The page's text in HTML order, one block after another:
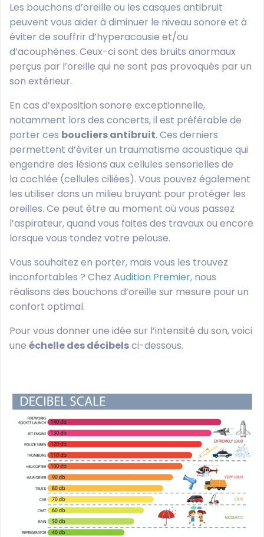
Les bouchons d’oreille ou les casques antibruit
peuvent vous aider à diminuer le niveau sonore et à
éviter de souffrir d’hyperacousie et/ou
d’acouphènes. Ceux-ci sont des bruits anormaux
perçus par l’oreille qui ne sont pas provoqués par un
son extérieur.
En cas d’exposition sonore exceptionnelle,
notamment lors des concerts, il est préférable de
porter ces boucliers antibruit. Ces derniers
permettent d’éviter un traumatisme acoustique qui
engendre des lésions aux cellules sensorielles de
la cochlée (cellules ciliées). Vous pouvez également
les utiliser dans un milieu bruyant pour protéger les
oreilles. Ce peut être au moment où vous passez
l’aspirateur, quand vous faites des travaux ou encore
lorsque vous tondez votre pelouse.
Vous souhaitez en porter, mais vous les trouvez
inconfortables ? Chez Audition Premier, nous
réalisons des bouchons d’oreille sur mesure pour un
confort optimal.
Pour vous donner une idée sur l’intensité du son, voici
une échelle des décibelsci-dessous.